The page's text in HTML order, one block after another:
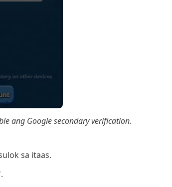
ang Google secondary verification.
sa itaas.